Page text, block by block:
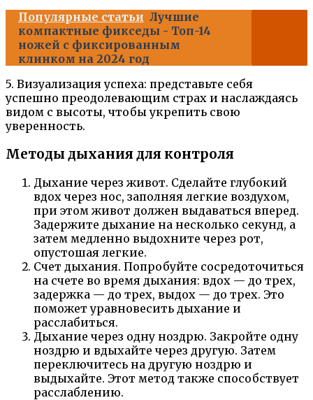
Популярные статьи Лучшие
компактные фикседы - Топ-14
ножей с фиксированным
клинком на 2024 год
5. Визуализация успеха: представьте себя
успешно преодолевающим страх и наслаждаясь
видом с высоты, чтобы укрепить свою
уверенность.
Методы дыхания для контроля
Дыхание через живот. Сделайте глубокий
вдох через нос, заполняя легкие воздухом,
при этом живот должен выдаваться вперед.
Задержите дыхание на несколько секунд, а
затем медленно выдохните через рот,
опустошая легкие.
Счет дыхания. Попробуйте сосредоточиться
на счете во время дыхания: вдох — до трех,
задержка — до трех, выдох — до трех. Это
поможет уравновесить дыхание и
расслабиться.
Дыхание через одну ноздрю. Закройте одну
ноздрю и вдыхайте через другую. Затем
переключитесь на другую ноздрю и
выдыхайте. Этот метод также способствует
расслаблению.